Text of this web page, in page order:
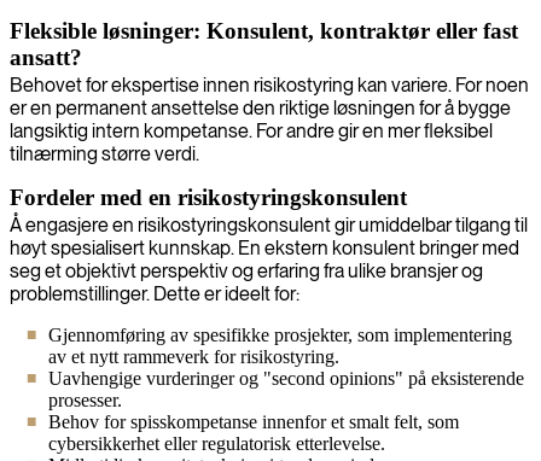
Fleksible løsninger: Konsulent, kontraktør eller fast
ansatt?
Behovet for ekspertise innen risikostyring kan variere. For noen
er en permanent ansettelse den riktige løsningen for å bygge
langsiktig intern kompetanse. For andre gir en mer fleksibel
tilnærming større verdi.
Fordeler med en risikostyringskonsulent
Å engasjere en risikostyringskonsulent gir umiddelbar tilgang til
høyt spesialisert kunnskap. En ekstern konsulent bringer med
seg et objektivt perspektiv og erfaring fra ulike bransjer og
problemstillinger. Dette er ideelt for:
Gjennomføring av spesifikke prosjekter, som implementering
av et nytt rammeverk for risikostyring.
Uavhengige vurderinger og "second opinions" på eksisterende
prosesser.
Behov for spisskompetanse innenfor et smalt felt, som
cybersikkerhet eller regulatorisk etterlevelse.